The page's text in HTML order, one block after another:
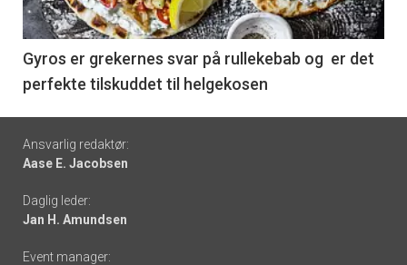
-
6
Gyros er grekernes svar på rullekebab og er det
perfekte tilskuddet til helgekosen
Footer
-
links
Ansvarlig redaktør:
Aase E. Jacobsen
Daglig leder:
Jan H. Amundsen
Event manager: